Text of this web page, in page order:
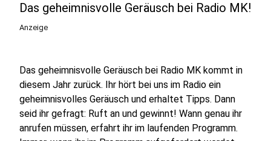
Das geheimnisvolle Geräusch bei Radio MK!
Anzeige
Das geheimnisvolle Geräusch bei Radio MK kommt in
diesem Jahr zurück. Ihr hört bei uns im Radio ein
geheimnisvolles Geräusch und erhaltet Tipps. Dann
seid ihr gefragt: Ruft an und gewinnt! Wann genau ihr
anrufen müssen, erfahrt ihr im laufenden Programm.